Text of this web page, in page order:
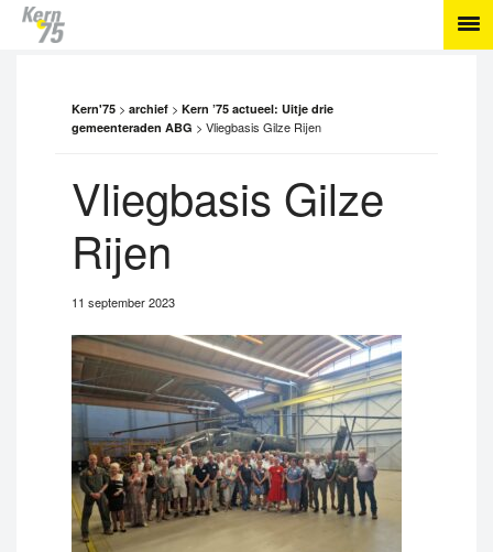
Kern'75 > archief > Kern ’75 actueel: Uitje drie
gemeenteraden ABG > Vliegbasis Gilze Rijen
Vliegbasis Gilze
Rijen
11 september 2023